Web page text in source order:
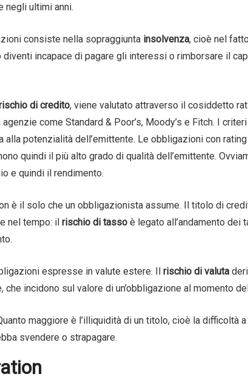
negli ultimi anni.
consiste nella sopraggiunta insolvenza, cioè nel
incapace di pagare gli interessi o rimborsare il
di credito, viene valutato attraverso il cosiddetto
come Standard & Poor’s, Moody’s e Fitch. I
potenzialità dell’emittente. Le obbligazioni con rating
quindi il più alto grado di qualità dell’emittente.
e quindi il rendimento.
è il solo che un obbligazionista assume. Il titolo di
nel tempo: il rischio di tasso è legato all’andamento dei
espresse in valute estere. Il rischio di valuta
che incidono sul valore di un’obbligazione al momento
maggiore è l’illiquidità di un titolo, cioè la difficoltà
svendere o strapagare.